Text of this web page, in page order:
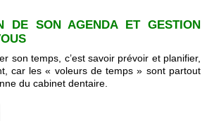
DE SON AGENDA ET GESTION
son temps, c’est savoir prévoir et planifier,
car les « voleurs de temps » sont partout
du cabinet dentaire.